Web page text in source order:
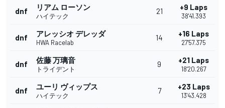
dnf リアム ローソン
ハイテック
21 +9 Laps
38'41.393
dnf アレッシオ デレッダ
HWA Racelab
14 +16 Laps
27'57.375
dnf 佐藤 万璃音
トライデント
9 +21 Laps
18'20.267
dnf ユーリ ヴィップス
ハイテック
7 +23 Laps
13'43.428